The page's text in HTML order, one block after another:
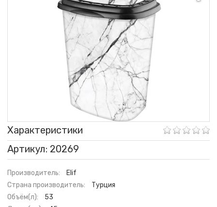
Характеристики
Артикул: 20269
Производитель:
Elif
Страна производитель:
Турция
Объём(л):
53